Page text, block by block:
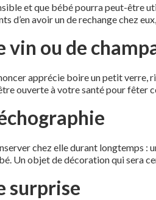
et que bébé pourra peut-être
d’en avoir un de rechange chez
vin ou de
apprécie boire un petit verre,
ouverte à votre santé pour fêter
chez elle durant longtemps :
Un objet de décoration qui sera
surprise